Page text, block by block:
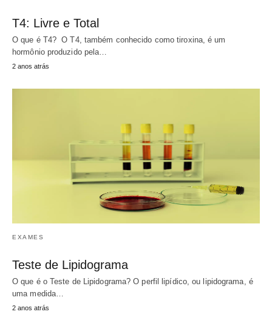
T4: Livre e Total
O que é T4? O T4, também conhecido como tiroxina, é um
hormônio produzido pela…
2 anos atrás
EXAMES
Teste de Lipidograma
O que é o Teste de Lipidograma? O perfil lipídico, ou lipidograma, é
uma medida…
2 anos atrás